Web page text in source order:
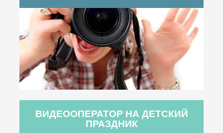
ВИДЕООПЕРАТОР НА ДЕТСКИЙ
ПРАЗДНИК